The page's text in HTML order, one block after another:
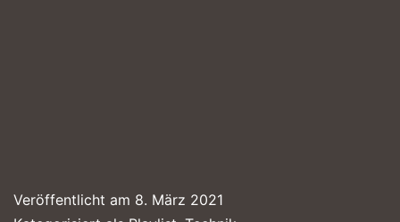
Veröffentlicht am 8. März 2021